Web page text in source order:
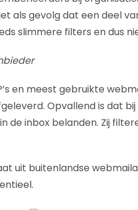
als gevolg dat een deel
slimmere filters en dus
en meest gebruikte
Opvallend is dat
inbox belanden. Zij
uit buitenlandse